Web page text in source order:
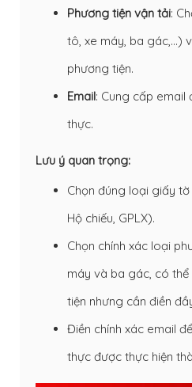
Phương tiện vận tải:
tô, xe máy, ba gác,…)
phương tiện.
Email: Cung cấp
thực.
Lưu ý quan trọng:
Chọn đúng loại giấy tờ
Hộ chiếu, GPLX).
Chọn chính xác loại
máy và ba gác, có
tiện nhưng cần điền
Điền chính xác email
thực được thực hiện